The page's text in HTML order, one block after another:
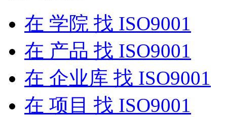
在 学院 找 ISO9001
在 产品 找 ISO9001
在 企业库 找 ISO9001
在 项目 找 ISO9001